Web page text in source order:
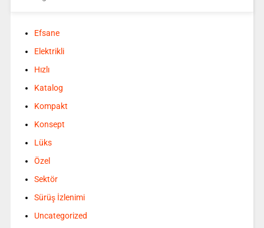
Efsane
Elektrikli
Hızlı
Katalog
Kompakt
Konsept
Lüks
Özel
Sektör
Sürüş İzlenimi
Uncategorized